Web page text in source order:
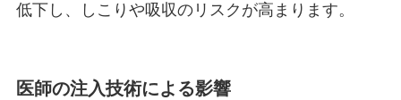
低下し、しこりや吸収のリスクが高まります。
医師の注入技術による影響